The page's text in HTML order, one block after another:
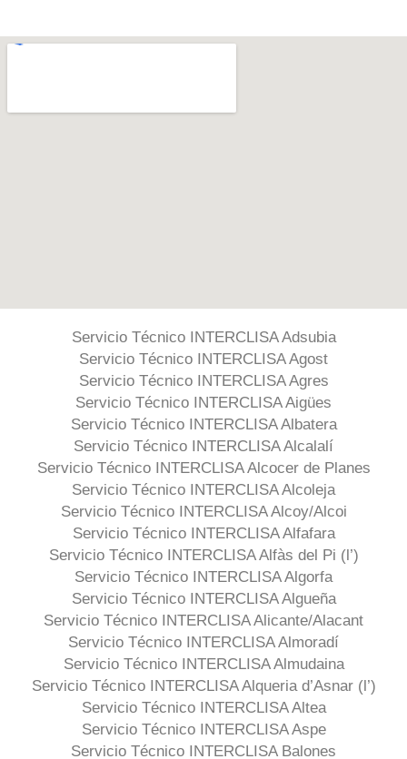
Servicio Técnico INTERCLISA Adsubia
Servicio Técnico INTERCLISA Agost
Servicio Técnico INTERCLISA Agres
Servicio Técnico INTERCLISA Aigües
Servicio Técnico INTERCLISA Albatera
Servicio Técnico INTERCLISA Alcalalí
Servicio Técnico INTERCLISA Alcocer de Planes
Servicio Técnico INTERCLISA Alcoleja
Servicio Técnico INTERCLISA Alcoy/Alcoi
Servicio Técnico INTERCLISA Alfafara
Servicio Técnico INTERCLISA Alfàs del Pi (l’)
Servicio Técnico INTERCLISA Algorfa
Servicio Técnico INTERCLISA Algueña
Servicio Técnico INTERCLISA Alicante/Alacant
Servicio Técnico INTERCLISA Almoradí
Servicio Técnico INTERCLISA Almudaina
Servicio Técnico INTERCLISA Alqueria d’Asnar (l’)
Servicio Técnico INTERCLISA Altea
Servicio Técnico INTERCLISA Aspe
Servicio Técnico INTERCLISA Balones